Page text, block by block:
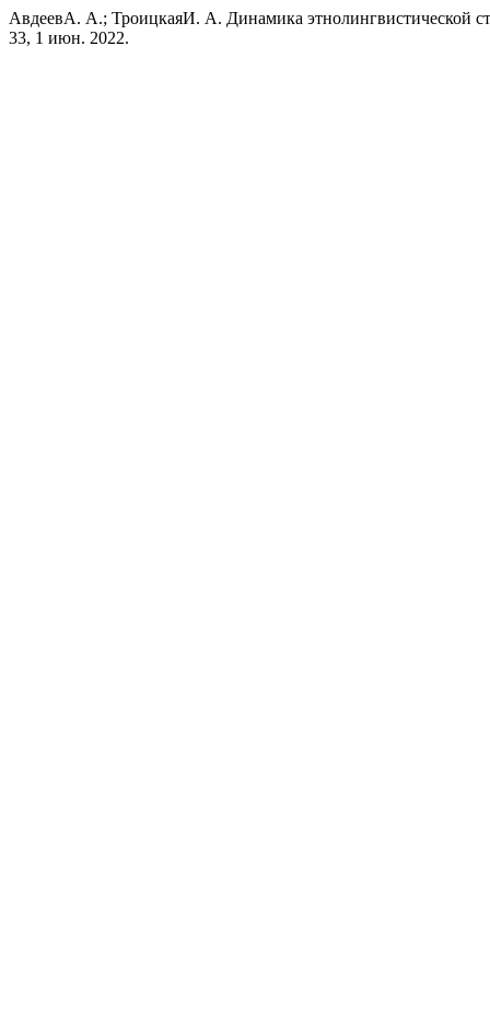
АвдеевА. А.; ТроицкаяИ. А. Динамика этнолингвистической
33, 1 июн. 2022.